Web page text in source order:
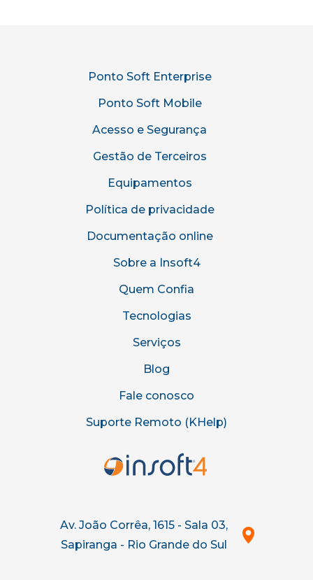
Ponto Soft Enterprise
Ponto Soft Mobile
Acesso e Segurança
Gestão de Terceiros
Equipamentos
Política de privacidade
Documentação online
Sobre a Insoft4
Quem Confia
Tecnologias
Serviços
Blog
Fale conosco
Suporte Remoto (KHelp)
Av. João Corrêa, 1615 - Sala 03,
Sapiranga - Rio Grande do Sul